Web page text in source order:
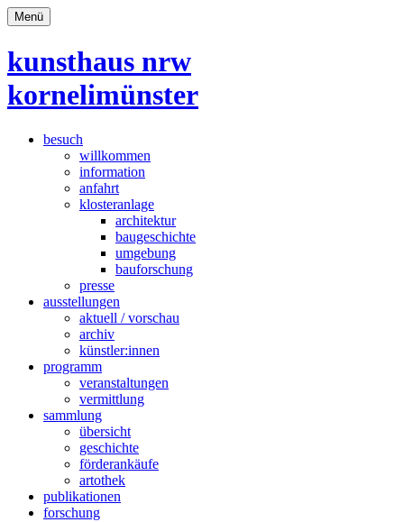
Menü
kunsthaus nrw
kornelimünster
besuch
willkommen
information
anfahrt
klosteranlage
architektur
baugeschichte
umgebung
bauforschung
presse
ausstellungen
aktuell / vorschau
archiv
künstler:innen
programm
veranstaltungen
vermittlung
sammlung
übersicht
geschichte
förderankäufe
artothek
publikationen
forschung